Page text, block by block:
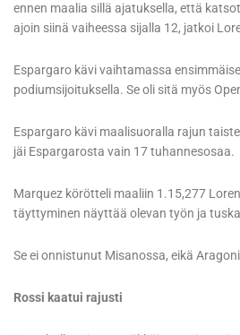
ennen maalia sillä ajatuksella, että
ajoin siinä vaiheessa sijalla 12, jatkoi
Espargaro kävi vaihtamassa
podiumsijoituksella. Se oli sitä myös
Espargaro kävi maalisuoralla rajun
jäi Espargarosta vain 17 tuhannesosaa.
Marquez körötteli maaliin 1.15,277
täyttyminen näyttää olevan työn ja
Se ei onnistunut Misanossa, eikä
Rossi kaatui rajusti